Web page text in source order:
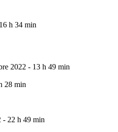
h 34 min
2022 - 13 h 49 min
28 min
- 22 h 49 min